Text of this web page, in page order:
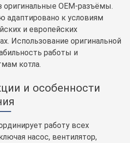
оригинальные OEM-разъёмы.
адаптировано к условиям
и европейских
Использование оригинальной
работы и
котла.
и особенности
работу всех
насос, вентилятор,